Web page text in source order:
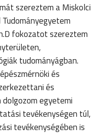
szereztem a Miskolci
fokozatot szereztem
tudományágban.
és
és
egyetemi
tevékenységen túl,
tevékenységében is